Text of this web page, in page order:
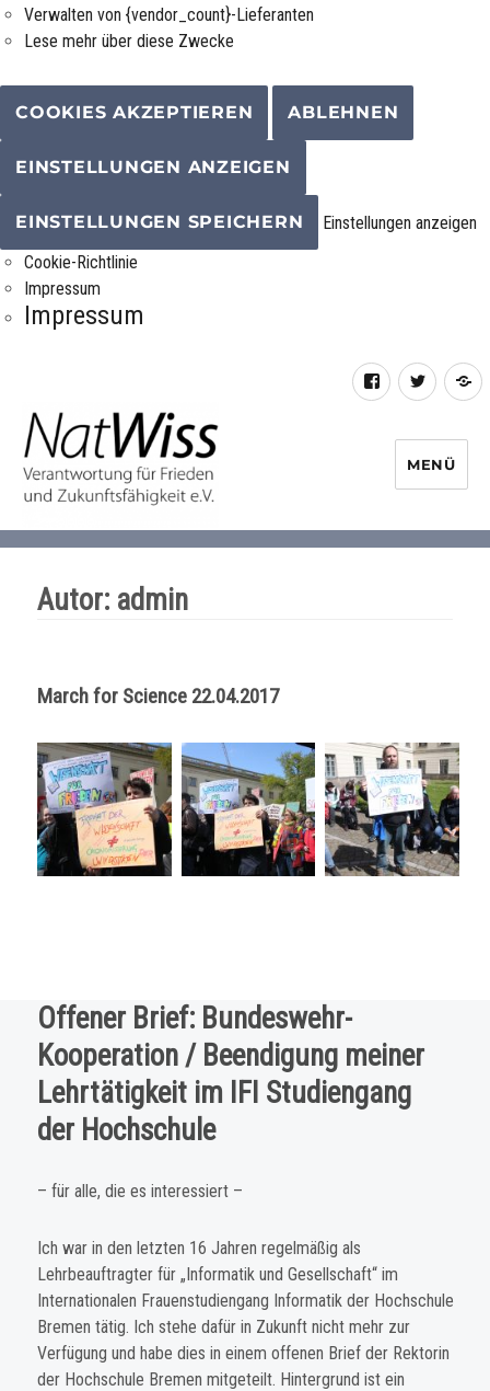
Verwalten von {vendor_count}-Lieferanten
Lese mehr über diese Zwecke
COOKIES AKZEPTIEREN ABLEHNEN
EINSTELLUNGEN ANZEIGEN
EINSTELLUNGEN SPEICHERN
Einstellungen anzeigen
Cookie-Richtlinie
Impressum
Impressum
FacebookTwitter
Initiative
MENÜ
Autor: admin
March for Science 22.04.2017
Offener Brief: Bundeswehr-
Kooperation / Beendigung meiner
Lehrtätigkeit im IFI Studiengang
der Hochschule
– für alle, die es interessiert –
Ich war in den letzten 16 Jahren regelmäßig als
Lehrbeauftragter für „Informatik und Gesellschaft“ im
Internationalen Frauenstudiengang Informatik der Hochschule
Bremen tätig. Ich stehe dafür in Zukunft nicht mehr zur
Verfügung und habe dies in einem offenen Brief der Rektorin
der Hochschule Bremen mitgeteilt. Hintergrund ist ein